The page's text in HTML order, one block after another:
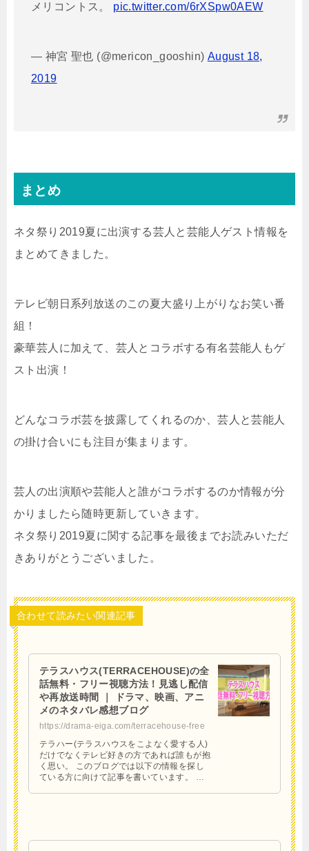
メリコントス。 pic.twitter.com/6rXSpw0AEW
— 神宮 聖也 (@mericon_gooshin) August 18,
2019
まとめ
ネタ祭り2019夏に出演する芸人と芸能人ゲスト情報を
まとめてきました。
テレビ朝日系列放送のこの夏大盛り上がりなお笑い番
組！
豪華芸人に加えて、芸人とコラボする有名芸能人もゲ
スト出演！
どんなコラボ芸を披露してくれるのか、芸人と芸能人
の掛け合いにも注目が集まります。
芸人の出演順や芸能人と誰がコラボするのか情報が分
かりましたら随時更新していきます。
ネタ祭り2019夏に関する記事を最後までお読みいただ
きありがとうございました。
合わせて読みたい関連記事
テラスハウス(TERRACEHOUSE)の全
話無料・フリー視聴方法！見逃し配信
や再放送時間 ｜ ドラマ、映画、アニ
メのネタバレ感想ブログ
https://drama-eiga.com/terracehouse-free
テラハー(テラスハウスをこよなく愛する人)
だけでなくテレビ好きの方であれば誰もが抱
く思い。 このブログでは以下の情報を探し
ている方に向けて記事を書いています。 ・